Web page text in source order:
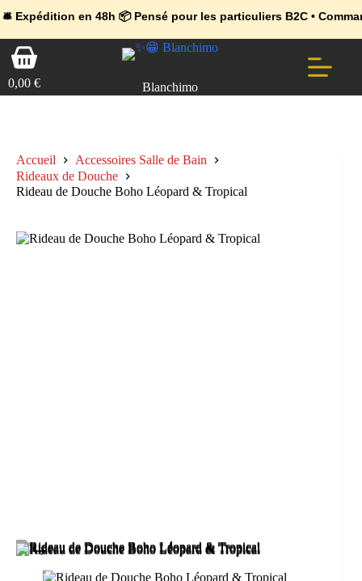
en 48h 📦 Pensé pour les particuliers B2C • Commande
🔥 Déjà adopté par les pros 👉 Passez en Espace Pro B2B 📦
💼 Offres réservées aux professionnels 🚀 Rejoignez l’Espace Pro
PasserPanier
d’achat
0,00 € Blanchimo
Accueil
Accessoires Salle de Bain
Rideaux de Douche
Rideau de Douche Boho Léopard & Tropical